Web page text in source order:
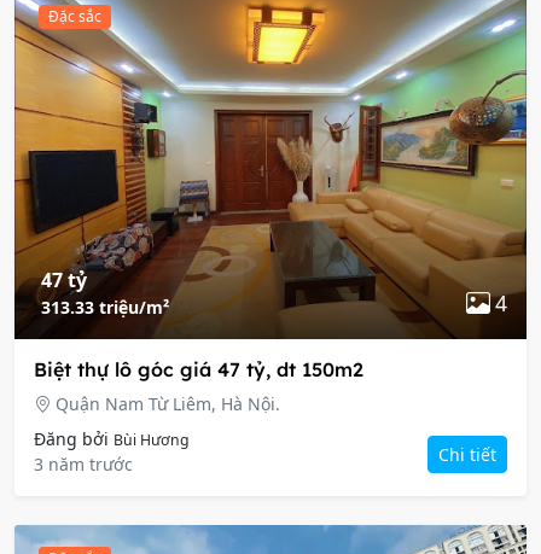
Đặc sắc
47 tỷ
313.33 triệu/m² 4
Biệt thự lô góc giá 47 tỷ, dt 150m2
Quận Nam Từ Liêm, Hà Nội.
Đăng bởi Bùi Hương
3 năm trước Chi tiết